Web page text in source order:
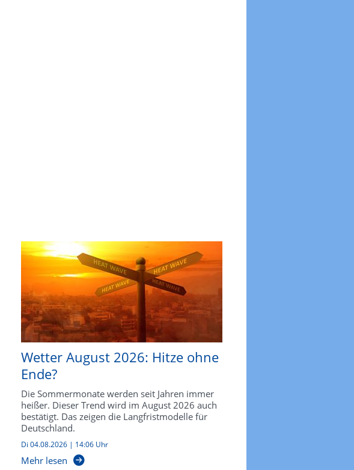
Wetter August 2026: Hitze ohne
Ende?
Die Sommermonate werden seit Jahren immer
heißer. Dieser Trend wird im August 2026 auch
bestätigt. Das zeigen die Langfristmodelle für
Deutschland.
Di 04.08.2026 | 14:06 Uhr
Mehr lesen